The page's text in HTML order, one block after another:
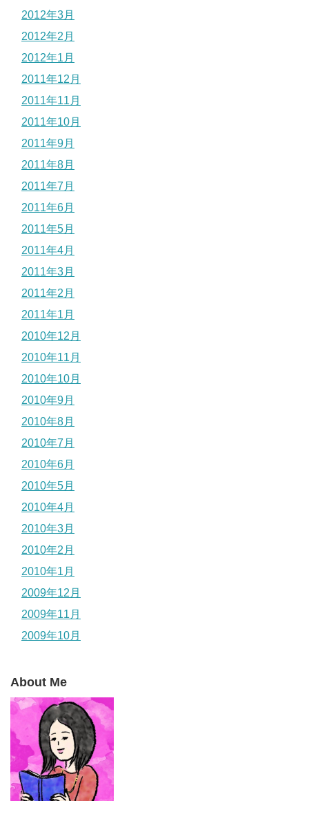
2012年3月
2012年2月
2012年1月
2011年12月
2011年11月
2011年10月
2011年9月
2011年8月
2011年7月
2011年6月
2011年5月
2011年4月
2011年3月
2011年2月
2011年1月
2010年12月
2010年11月
2010年10月
2010年9月
2010年8月
2010年7月
2010年6月
2010年5月
2010年4月
2010年3月
2010年2月
2010年1月
2009年12月
2009年11月
2009年10月
About Me